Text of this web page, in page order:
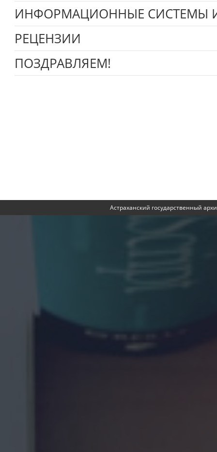
ИНФОРМАЦИОННЫЕ СИСТЕМЫ
РЕЦЕНЗИИ
ПОЗДРАВЛЯЕМ!
Астраханский государственный